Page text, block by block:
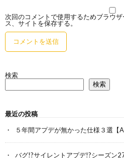
次回のコメントで使用するためブラウ
ス、サイトを保存する。
検索
検索
最近の投稿
５年間アプデが無かった仕様３選【
バグ!?サイレントアプデ!?シーズン